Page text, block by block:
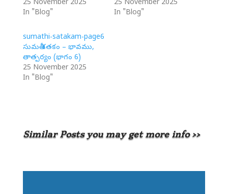
25 November 2025
In "Blog"
25 November 2025
In "Blog"
sumathi-satakam-page6
సుమతీ శతకం – భావము,
తాత్పర్యం (భాగం 6)
25 November 2025
In "Blog"
Similar Posts you may get more info >>